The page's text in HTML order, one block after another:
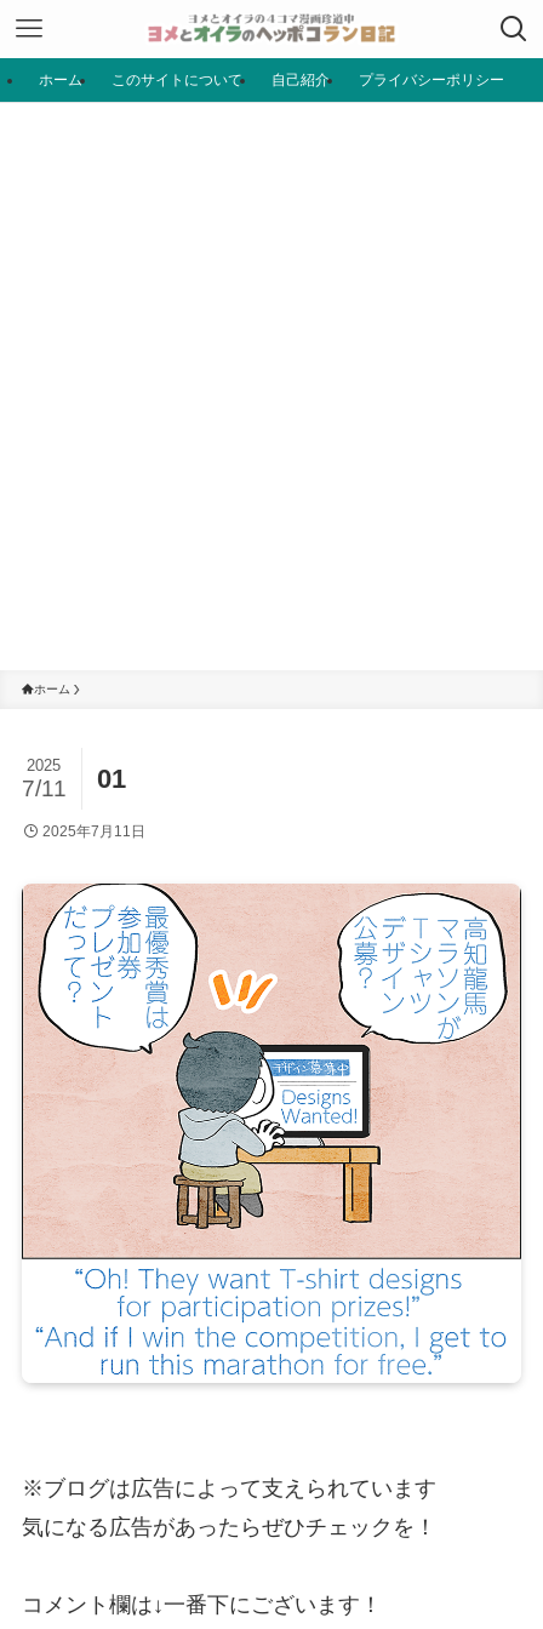
ホーム このサイトについて 自己紹介 プライバシーポリシー
ホーム
01
2025
7/11
2025年7月11日
※ブログは広告によって支えられています
気になる広告があったらぜひチェックを！
コメント欄は↓一番下にございます！